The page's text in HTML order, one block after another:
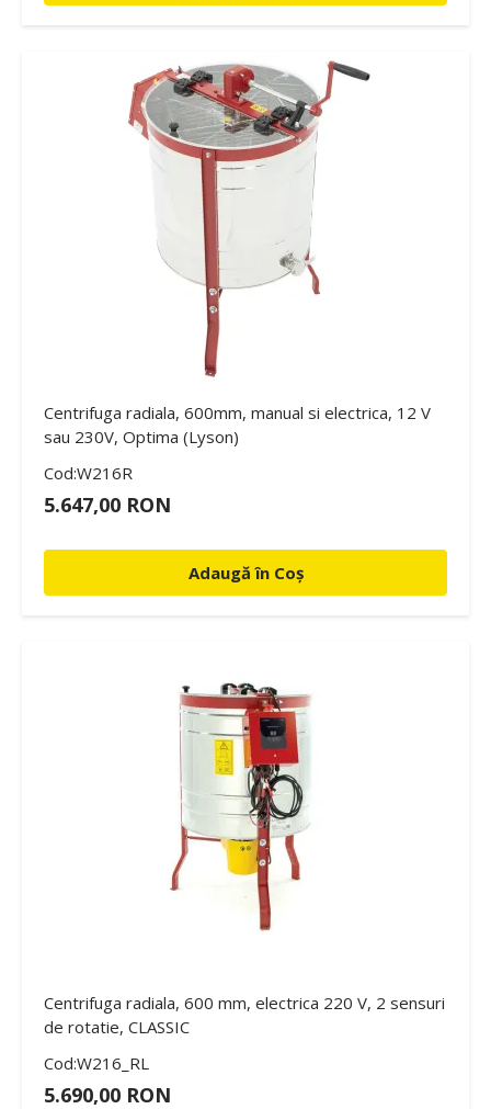
Centrifuga radiala, 600mm, manual si electrica, 12 V
sau 230V, Optima (Lyson)
Cod:W216R
5.647,00 RON
Adaugă în Coș
Centrifuga radiala, 600 mm, electrica 220 V, 2 sensuri
de rotatie, CLASSIC
Cod:W216_RL
5.690,00 RON